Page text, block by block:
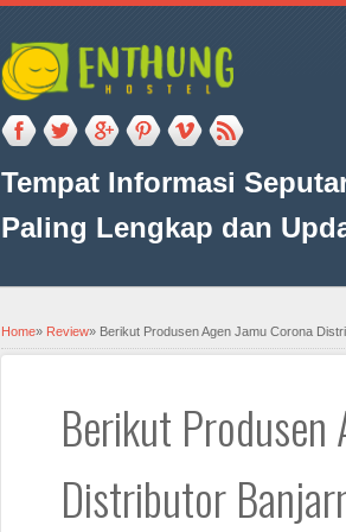
Tempat Informasi
Paling Lengkap dan
Home» Review» Berikut Produsen Agen Jamu Corona
Berikut Produsen
Distributor